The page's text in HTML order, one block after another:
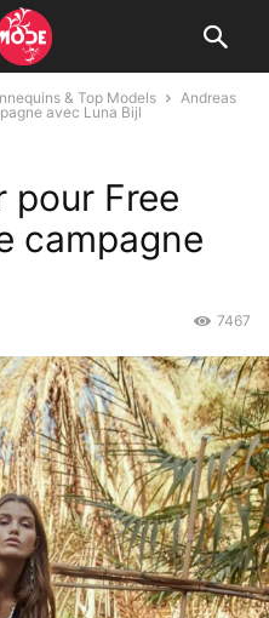
& Top Models
Andreas
avec Luna Bijl
pour Free
campagne
7467